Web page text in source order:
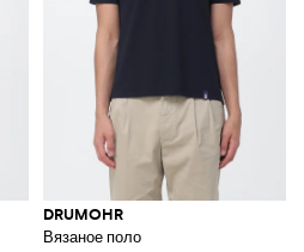
DRUMOHR
Вязаное поло